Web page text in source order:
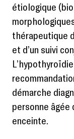
étiologique
thérapeutique
et d’un suivi
démarche
personne âgée
enceinte.